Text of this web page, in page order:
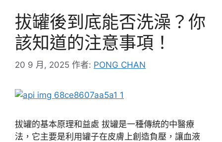
拔罐後到底能否洗澡？你
該知道的注意事項！
20 9 月, 2025 作者: PONG CHAN
拔罐的基本原理和益處 拔罐是一種傳統的中醫療
法，它主要是利用罐子在皮膚上創造負壓，讓血液